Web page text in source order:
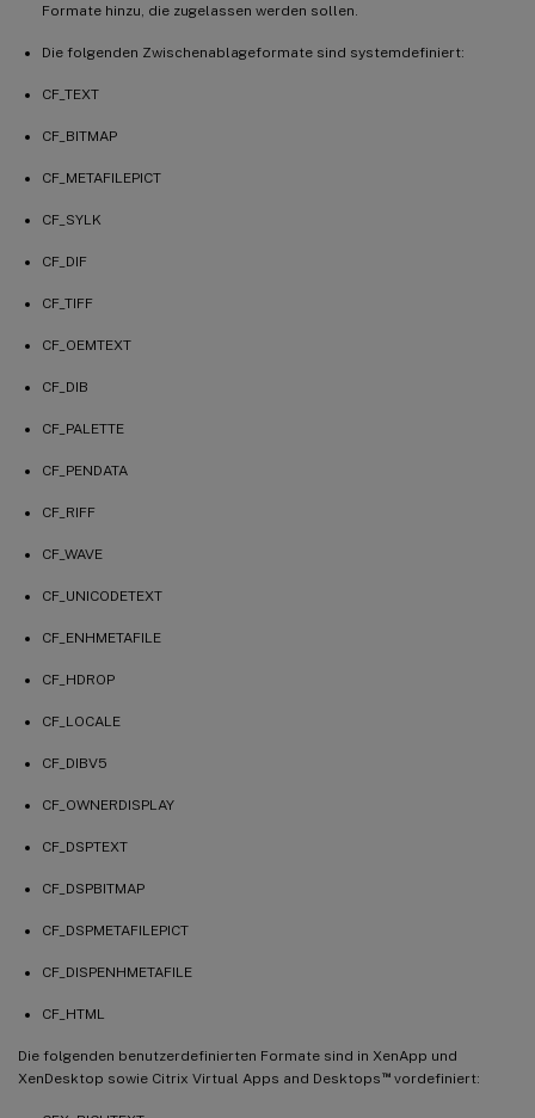
Formate hinzu, die zugelassen werden sollen.
Die folgenden Zwischenablageformate sind systemdefiniert:
CF_TEXT
CF_BITMAP
CF_METAFILEPICT
CF_SYLK
CF_DIF
CF_TIFF
CF_OEMTEXT
CF_DIB
CF_PALETTE
CF_PENDATA
CF_RIFF
CF_WAVE
CF_UNICODETEXT
CF_ENHMETAFILE
CF_HDROP
CF_LOCALE
CF_DIBV5
CF_OWNERDISPLAY
CF_DSPTEXT
CF_DSPBITMAP
CF_DSPMETAFILEPICT
CF_DISPENHMETAFILE
CF_HTML
Die folgenden benutzerdefinierten Formate sind in XenApp und
XenDesktop sowie Citrix Virtual Apps and Desktops ™vordefiniert: